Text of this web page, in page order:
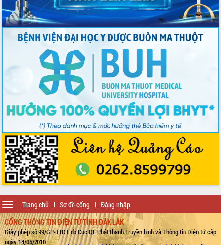
Trang chủ Sơ đồ cổng Đăng nhập
Toggle
navigation
CỔNG THÔNG TIN ĐIỆN TỬ TỈNH ĐẮK LẮK
Giấy phép số 99/GP-TTĐT do Cục QL Phát thanh Truyền hình và Thông tin Điện tử cấp
ngày 14/05/2010